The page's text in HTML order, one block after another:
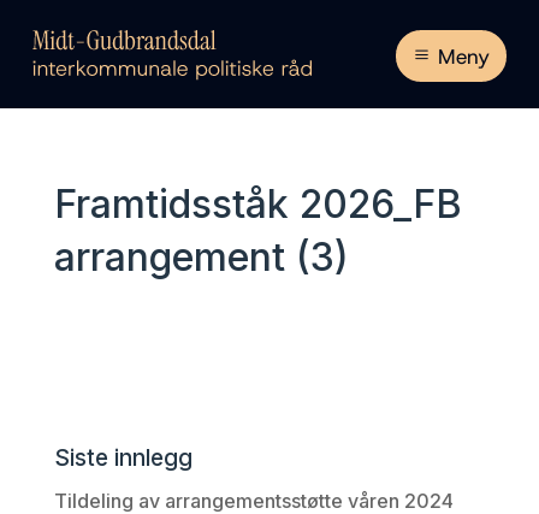
Meny
Framtidsståk 2026_FB
arrangement (3)
Siste innlegg
Tildeling av arrangementsstøtte våren 2024